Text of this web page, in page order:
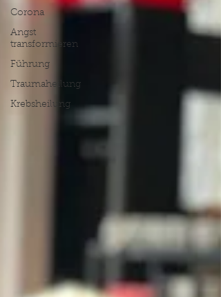
Corona
Angst
transformieren
Führung
Traumaheilung
Krebsheilung